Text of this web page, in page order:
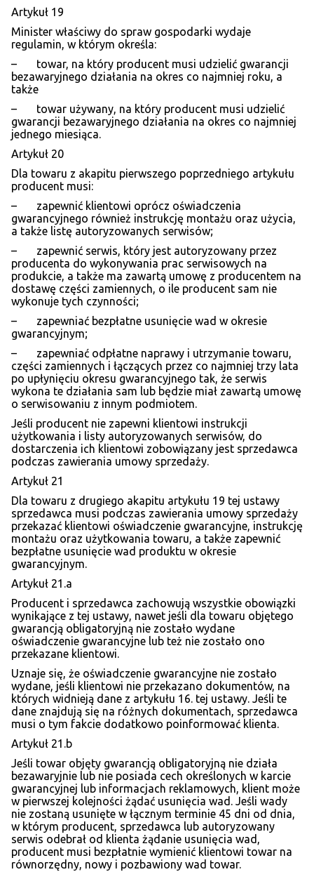
Artykuł 19
Minister właściwy do spraw gospodarki wydaje
regulamin, w którym określa:
– towar, na który producent musi udzielić gwarancji
bezawaryjnego działania na okres co najmniej roku, a
także
– towar używany, na który producent musi udzielić
gwarancji bezawaryjnego działania na okres co najmniej
jednego miesiąca.
Artykuł 20
Dla towaru z akapitu pierwszego poprzedniego artykułu
producent musi:
– zapewnić klientowi oprócz oświadczenia
gwarancyjnego również instrukcję montażu oraz użycia,
a także listę autoryzowanych serwisów;
– zapewnić serwis, który jest autoryzowany przez
producenta do wykonywania prac serwisowych na
produkcie, a także ma zawartą umowę z producentem na
dostawę części zamiennych, o ile producent sam nie
wykonuje tych czynności;
– zapewniać bezpłatne usunięcie wad w okresie
gwarancyjnym;
– zapewniać odpłatne naprawy i utrzymanie towaru,
części zamiennych i łączących przez co najmniej trzy lata
po upłynięciu okresu gwarancyjnego tak, że serwis
wykona te działania sam lub będzie miał zawartą umowę
o serwisowaniu z innym podmiotem.
Jeśli producent nie zapewni klientowi instrukcji
użytkowania i listy autoryzowanych serwisów, do
dostarczenia ich klientowi zobowiązany jest sprzedawca
podczas zawierania umowy sprzedaży.
Artykuł 21
Dla towaru z drugiego akapitu artykułu 19 tej ustawy
sprzedawca musi podczas zawierania umowy sprzedaży
przekazać klientowi oświadczenie gwarancyjne, instrukcję
montażu oraz użytkowania towaru, a także zapewnić
bezpłatne usunięcie wad produktu w okresie
gwarancyjnym.
Artykuł 21.a
Producent i sprzedawca zachowują wszystkie obowiązki
wynikające z tej ustawy, nawet jeśli dla towaru objętego
gwarancją obligatoryjną nie zostało wydane
oświadczenie gwarancyjne lub też nie zostało ono
przekazane klientowi.
Uznaje się, że oświadczenie gwarancyjne nie zostało
wydane, jeśli klientowi nie przekazano dokumentów, na
których widnieją dane z artykułu 16. tej ustawy. Jeśli te
dane znajdują się na różnych dokumentach, sprzedawca
musi o tym fakcie dodatkowo poinformować klienta.
Artykuł 21.b
Jeśli towar objęty gwarancją obligatoryjną nie działa
bezawaryjnie lub nie posiada cech określonych w karcie
gwarancyjnej lub informacjach reklamowych, klient może
w pierwszej kolejności żądać usunięcia wad. Jeśli wady
nie zostaną usunięte w łącznym terminie 45 dni od dnia,
w którym producent, sprzedawca lub autoryzowany
serwis odebrał od klienta żądanie usunięcia wad,
producent musi bezpłatnie wymienić klientowi towar na
równorzędny, nowy i pozbawiony wad towar.